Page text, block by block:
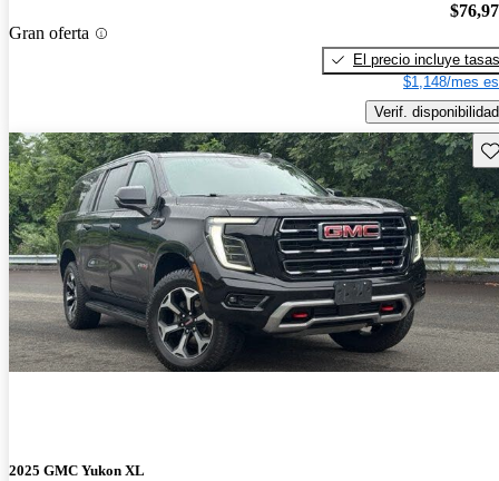
Gran oferta
El precio incluye tasas
$1,148/mes
Verif. disponibilidad
2025 GMC Yukon XL